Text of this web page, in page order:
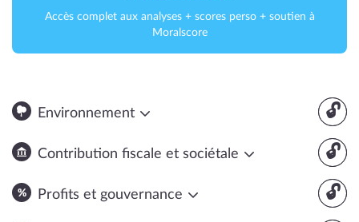
Accès complet aux analyses + scores perso + soutien à
Moralscore
🔓
Environnement
🔓
Contribution fiscale et sociétale
🔓
Profits et gouvernance